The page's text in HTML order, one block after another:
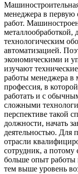
менеджера в первую
работ.
металлообработкой,
технологическим
автоматизацией.
экономическими и
изучают
работы менеджера
профессия, в
работать и с
сложными
перспективе такой
должности, начать
деятельностью. Для
отрасли
сотрудник, а потому
больше опыт работы
тем выше уровень